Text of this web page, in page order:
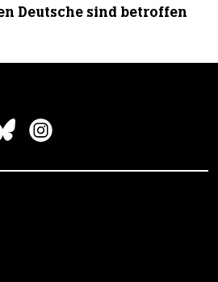
Deutsche sind betroffen